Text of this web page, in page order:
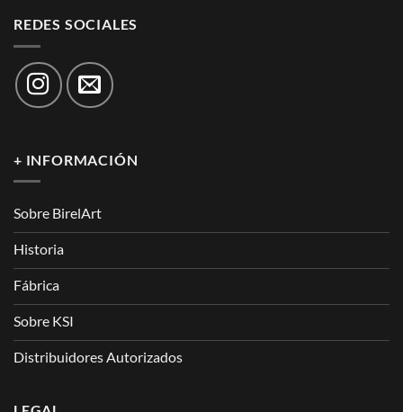
REDES SOCIALES
+ INFORMACIÓN
Sobre BirelArt
Historia
Fábrica
Sobre KSI
Distribuidores Autorizados